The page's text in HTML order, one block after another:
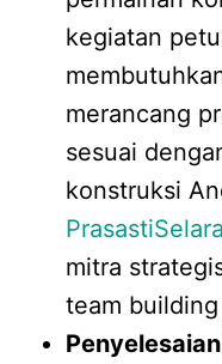
kegiatan
merancang
sesuai
konstruksi
mitra
team